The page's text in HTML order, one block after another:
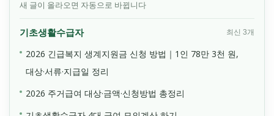
새 글이 올라오면 자동으로 바뀝니다
기초생활수급자 최신 3개
2026 긴급복지 생계지원금 신청 방법｜1인 78만 3천 원,
대상·서류·지급일 정리
2026 주거급여 대상·금액·신청방법 총정리